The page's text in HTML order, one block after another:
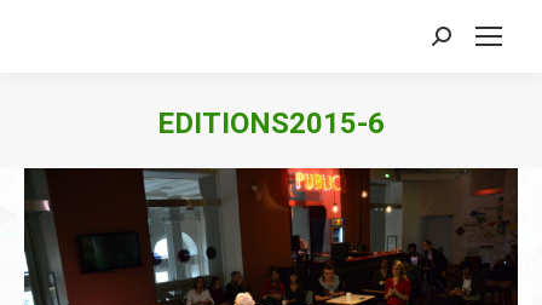
Search:
EDITIONS2015-6